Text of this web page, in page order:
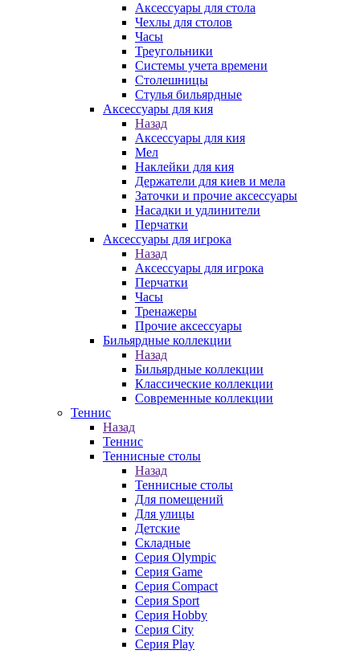
Аксессуары для стола
Чехлы для столов
Часы
Треугольники
Системы учета времени
Столешницы
Стулья бильярдные
Аксессуары для кия
Назад
Аксессуары для кия
Мел
Наклейки для кия
Держатели для киев и мела
Заточки и прочие аксессуары
Насадки и удлинители
Перчатки
Аксессуары для игрока
Назад
Аксессуары для игрока
Перчатки
Часы
Тренажеры
Прочие аксессуары
Бильярдные коллекции
Назад
Бильярдные коллекции
Классические коллекции
Современные коллекции
Теннис
Назад
Теннис
Теннисные столы
Назад
Теннисные столы
Для помещений
Для улицы
Детские
Складные
Серия Olympic
Серия Game
Серия Compact
Серия Sport
Серия Hobby
Серия City
Серия Play